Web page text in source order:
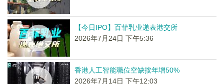
【今日IPO】百菲乳业递表港交所
2026年7月24日 下午5:36
香港人工智能職位空缺按年增50%
2026年7月14日 下午12:03